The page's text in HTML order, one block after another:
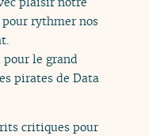
rythmer nos
pour le grand
pirates de Data
critiques pour